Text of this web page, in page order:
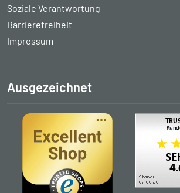
Soziale Verantwortung
Barrierefreiheit
Impressum
Ausgezeichnet